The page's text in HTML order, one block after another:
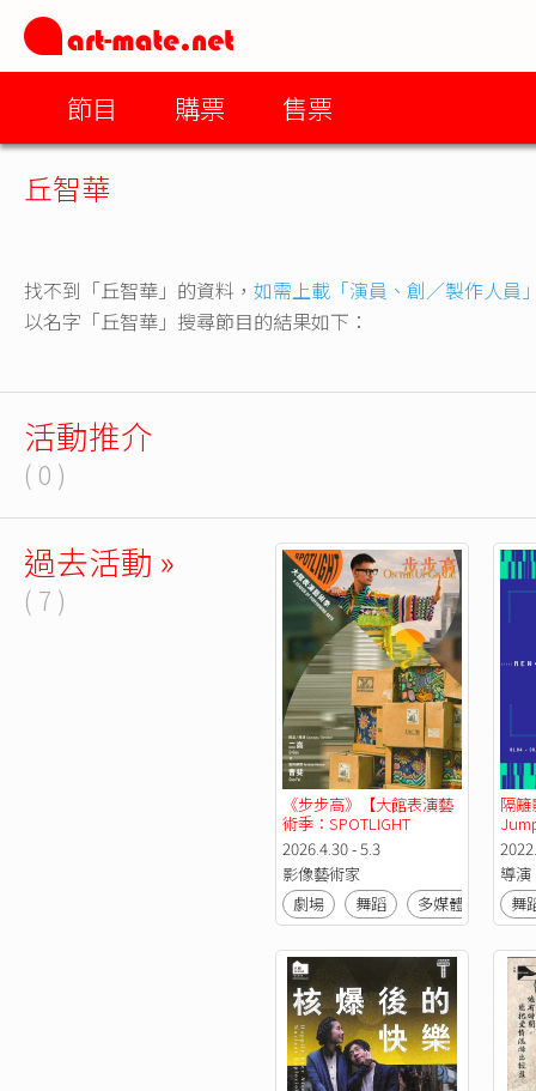
節目 購票 售票
丘智華
找不到「丘智華」的資料， 如需上載「演員、創／製作人員
以名字「丘智華」搜尋節目的結果如下：
活動推介
( 0 )
過去活動 »
( 7 )
《步步高》【大館表演藝
術季：SPOTLIGHT
2026】
2026.4.30 - 5.3
影像藝術家
劇場
舞蹈 多媒體 視覺
隔
導演
舞